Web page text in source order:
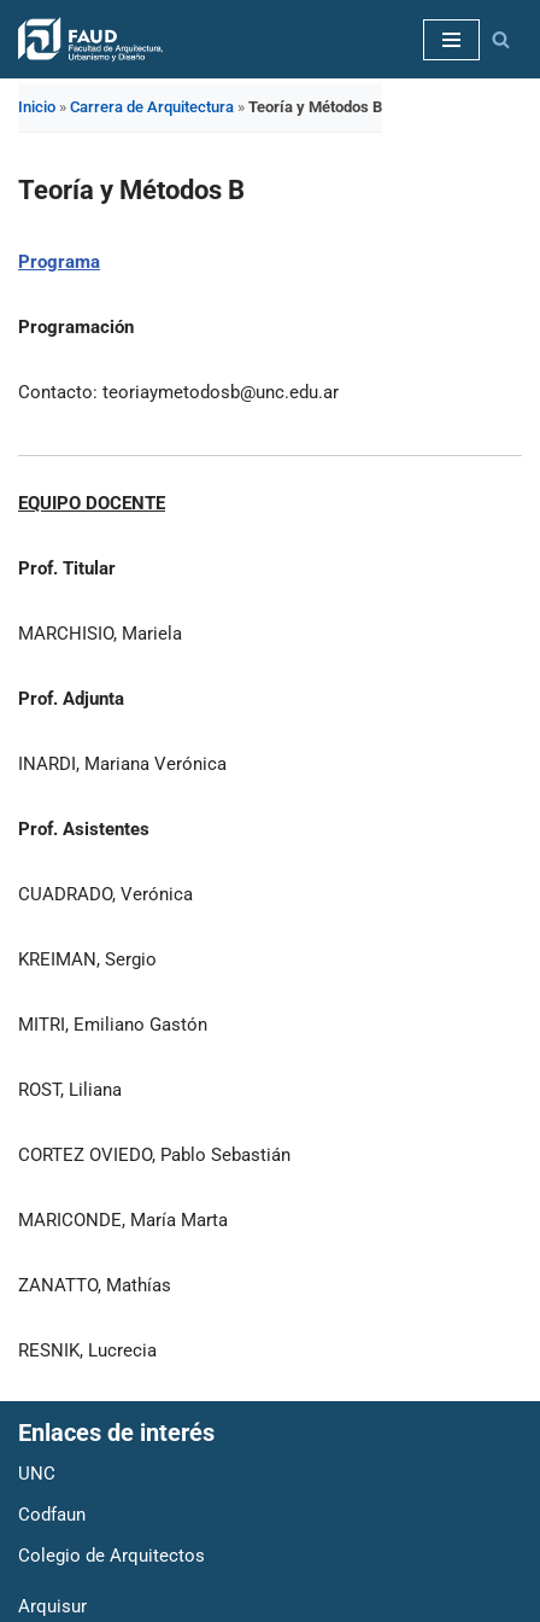
Saltar
Inicio » Carrera de Arquitectura » Teoría y Métodos B
Teoría y Métodos B
Programa
Programación
Contacto: teoriaymetodosb@unc.edu.ar
EQUIPO DOCENTE
Prof. Titular
MARCHISIO, Mariela
Prof. Adjunta
INARDI, Mariana Verónica
Prof. Asistentes
CUADRADO, Verónica
KREIMAN, Sergio
MITRI, Emiliano Gastón
ROST, Liliana
CORTEZ OVIEDO, Pablo Sebastián
MARICONDE, María Marta
ZANATTO, Mathías
RESNIK, Lucrecia
Enlaces de interés
UNC
Codfaun
Colegio de Arquitectos
Arquisur